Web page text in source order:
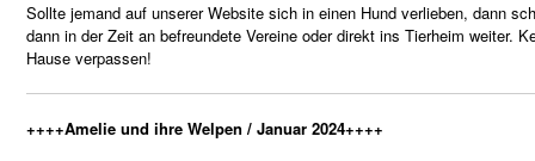
Sollte jemand auf unserer Website sich in einen Hund verlieben, dann
dann in der Zeit an befreundete Vereine oder direkt ins Tierheim weiter.
Hause verpassen!
++++Amelie und ihre Welpen / Januar 2024++++